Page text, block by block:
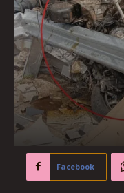
Facebook